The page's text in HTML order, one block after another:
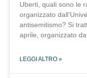
Uberti, quali sono le
organizzato
antisemitismo? Si
aprile, organizzato
LEGGI ALTRO »